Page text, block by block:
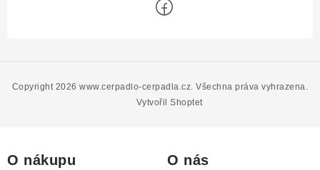
Vytvořil Shoptet
Copyright 2026www.cerpadlo-cerpadla.cz. Všechna práva vyhrazena.
O nákupu O nás